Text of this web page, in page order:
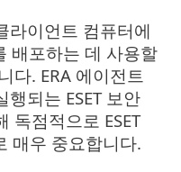
라이언트 컴퓨터에
배포하는 데 사용할
다. ERA 에이전트
되는 ESET 보안
독점적으로 ESET
매우 중요합니다.